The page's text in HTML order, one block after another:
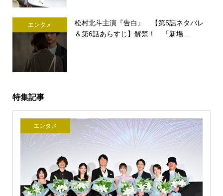
エンタメ
松村北斗主演『告白』 【第5話ネタバレ
＆第6話あらすじ】解禁！ 「新場...
特集記事
エンタメ